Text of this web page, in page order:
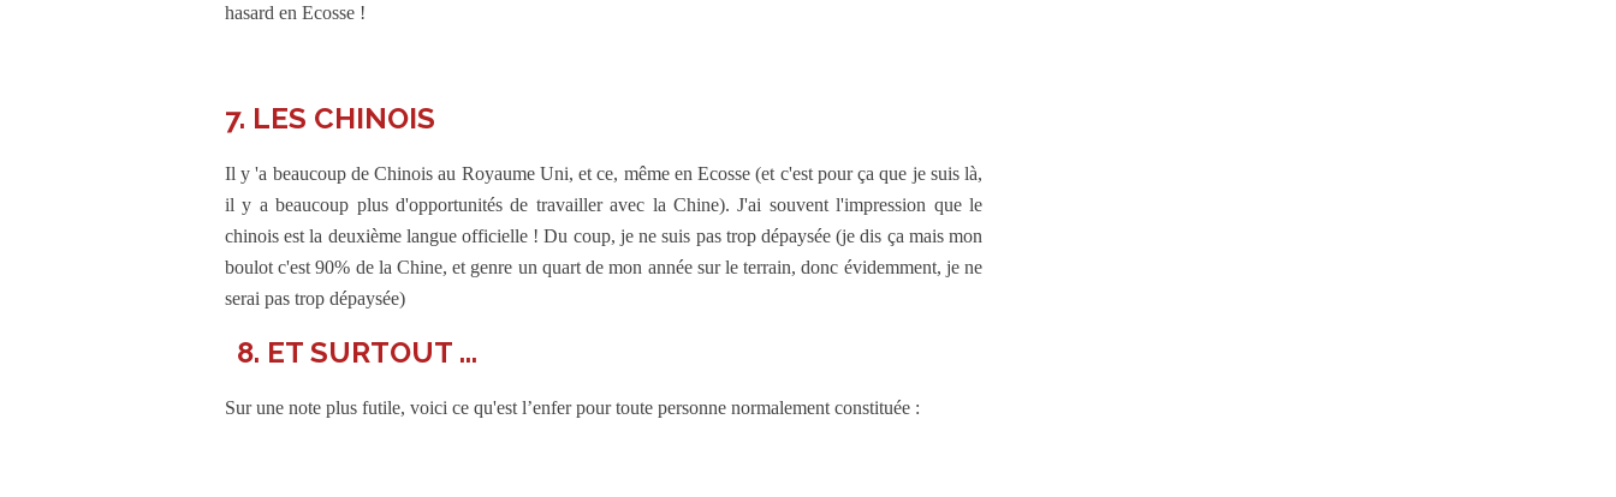
hasard en Ecosse !
7. LES CHINOIS
Il y 'a beaucoup de Chinois au Royaume Uni, et ce, même en Ecosse (et c'est pour ça que je suis là,
il y a beaucoup plus d'opportunités de travailler avec la Chine). J'ai souvent l'impression que le
chinois est la deuxième langue officielle ! Du coup, je ne suis pas trop dépaysée (je dis ça mais mon
boulot c'est 90% de la Chine, et genre un quart de mon année sur le terrain, donc évidemment, je ne
serai pas trop dépaysée)
8. ET SURTOUT ...
Sur une note plus futile, voici ce qu'est l’enfer pour toute personne normalement constituée :